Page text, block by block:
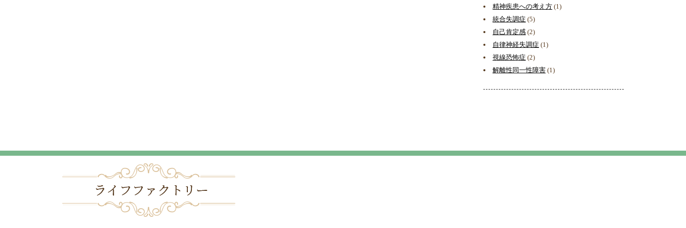
精神疾患への考え方 (1)
統合失調症 (5)
自己肯定感 (2)
自律神経失調症 (1)
視線恐怖症 (2)
解離性同一性障害 (1)